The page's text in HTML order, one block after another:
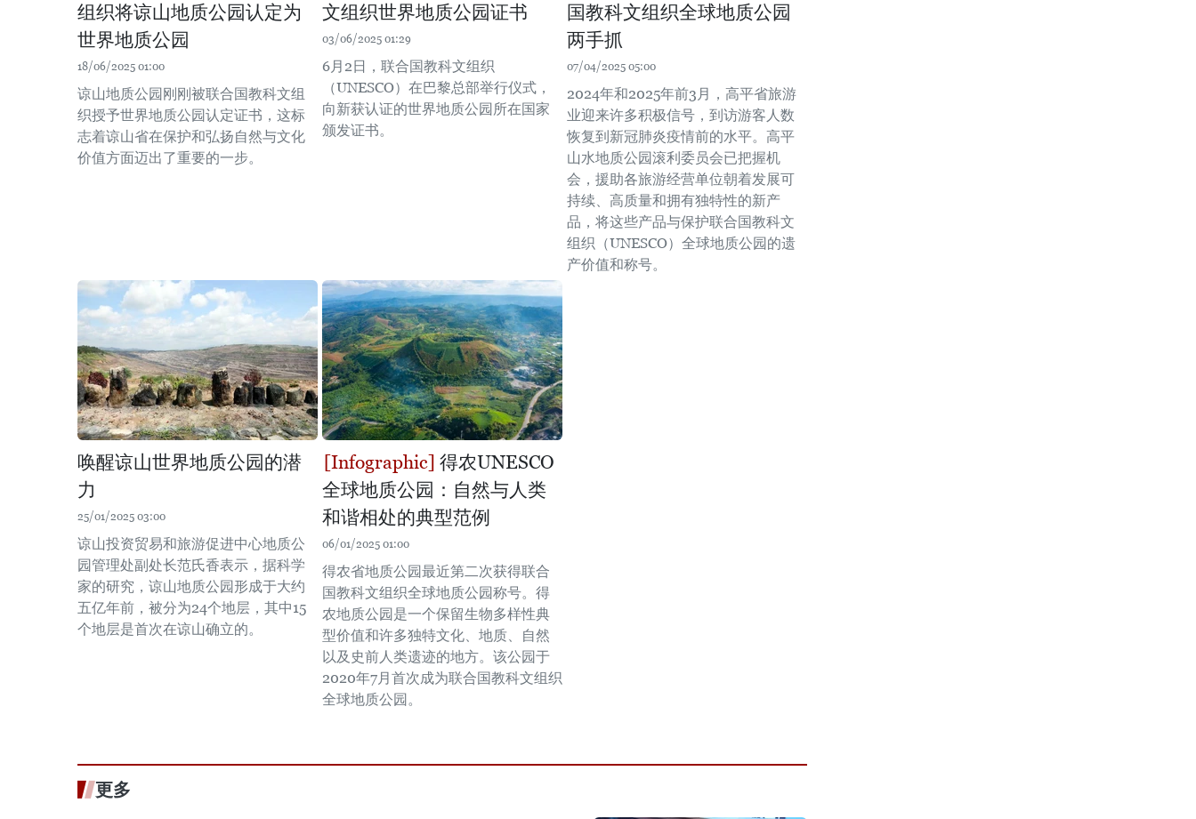
组织将谅山地质公园认定为
世界地质公园
18/06/2025 01:00
谅山地质公园刚刚被联合国教科文组
织授予世界地质公园认定证书，这标
志着谅山省在保护和弘扬自然与文化
价值方面迈出了重要的一步。
文组织世界地质公园证书
03/06/2025 01:29
6月2日，联合国教科文组织
（UNESCO）在巴黎总部举行仪式，
向新获认证的世界地质公园所在国家
颁发证书。
国教科文组织全球地质公园
两手抓
07/04/2025 05:00
2024年和2025年前3月，高平省旅游
业迎来许多积极信号，到访游客人数
恢复到新冠肺炎疫情前的水平。高平
山水地质公园滚利委员会已把握机
会，援助各旅游经营单位朝着发展可
持续、高质量和拥有独特性的新产
品，将这些产品与保护联合国教科文
组织（UNESCO）全球地质公园的遗
产价值和称号。
唤醒谅山世界地质公园的潜
力
25/01/2025 03:00
谅山投资贸易和旅游促进中心地质公
园管理处副处长范氏香表示，据科学
家的研究，谅山地质公园形成于大约
五亿年前，被分为24个地层，其中15
个地层是首次在谅山确立的。
得农UNESCO
全球地质公园：自然与人类
和谐相处的典型范例
06/01/2025 01:00
得农省地质公园最近第二次获得联合
国教科文组织全球地质公园称号。得
农地质公园是一个保留生物多样性典
型价值和许多独特文化、地质、自然
以及史前人类遗迹的地方。该公园于
2020年7月首次成为联合国教科文组织
全球地质公园。
更多